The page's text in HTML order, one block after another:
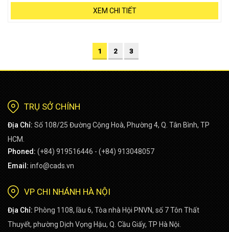
XEM CHI TIẾT
1 2 3
TRỤ SỞ CHÍNH
Địa Chỉ: Số 108/25 Đường Cộng Hoà, Phường 4, Q. Tân Bình, TP
HCM.
Phoned: (+84) 919516446 - (+84) 913048057
Email: info@cads.vn
VP CHI NHÁNH HÀ NỘI
Địa Chỉ: Phòng 1108, lầu 6, Tòa nhà Hội PNVN, số 7 Tôn Thất
Thuyết, phường Dịch Vọng Hậu, Q. Cầu Giấy, TP Hà Nội.